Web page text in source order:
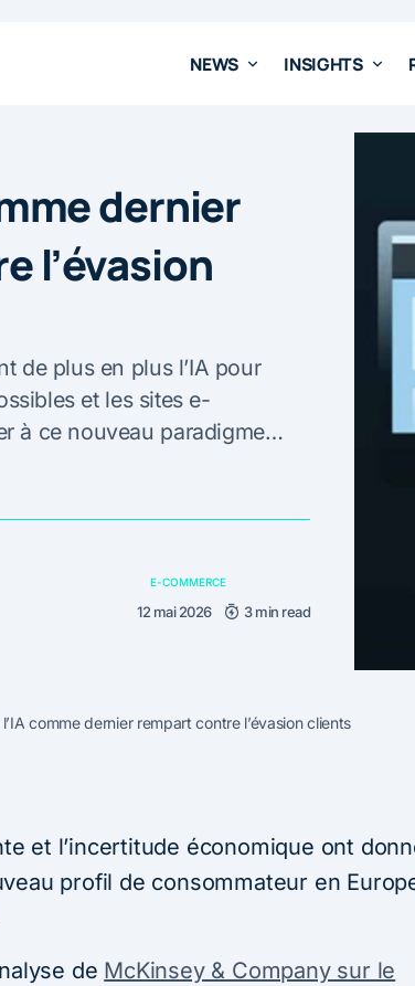
NEWS INSIGHTS
dernier
l’évasion
de plus en plus l’IA pour
et les sites e-
à ce nouveau paradigme…
E-COMMERCE
12 mai 2026 3 min read
l’IA comme dernier rempart contre l’évasion clients
et l’incertitude économique ont
profil de consommateur en
de McKinsey & Company sur le